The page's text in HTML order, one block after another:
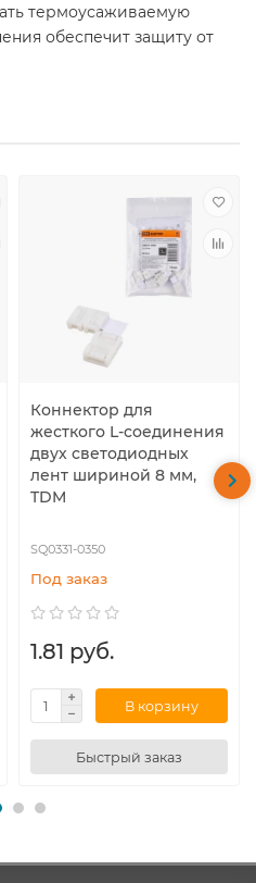
термоусаживаемую
обеспечит защиту от
Коннектор для
жесткого L-соединения
двух светодиодных
лент шириной 8 мм,
TDM
SQ0331-0350
Под заказ
1.81 руб.
В корзину
Быстрый заказ